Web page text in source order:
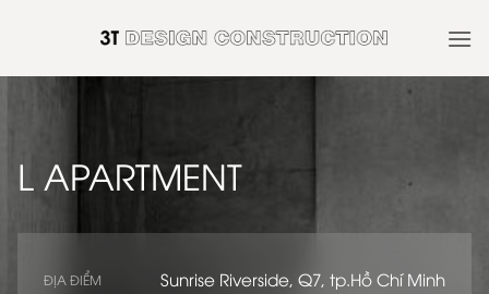
L APARTMENT
ĐỊA ĐIỂM Sunrise Riverside, Q7, tp.Hồ Chí Minh